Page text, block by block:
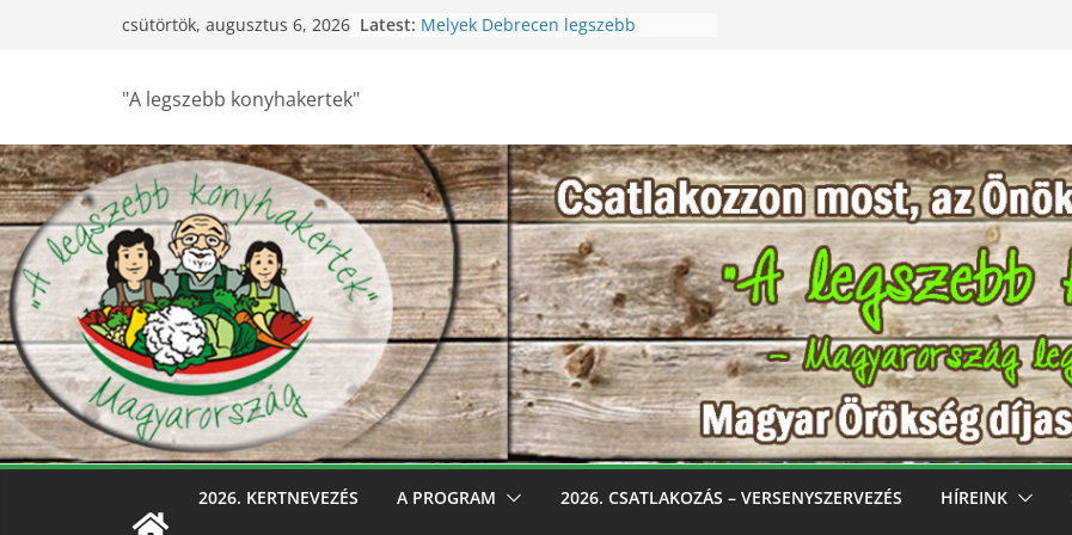
csütörtök, augusztus 6, 2026 Latest: Melyek Debrecen legszebb
nógrádi óvoda! Különleges módon
nevelik a természet szeretetére a
legkisebbeket
Keresik Debrecen legszebb
konyhakertjeit
Debrecen – Ültess, gondozd, nyerj:
Debrecen legszebb konyhakertjeit
keresik – videóval
"A legszebb konyhakertek"
2026. KERTNEVEZÉS A PROGRAM 2026. CSATLAKOZÁS – VERSENYSZERVEZÉS HÍREINK